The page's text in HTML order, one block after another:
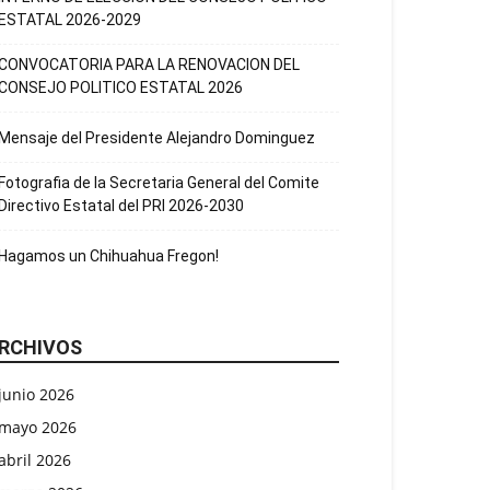
ESTATAL 2026-2029
PARA LA RENOVACION DEL
POLITICO ESTATAL 2026
Mensaje del Presidente Alejandro Dominguez
Fotografia de la Secretaria General del Comite
Directivo Estatal del PRI 2026-2030
Hagamos un Chihuahua Fregon!
junio 2026
mayo 2026
2026